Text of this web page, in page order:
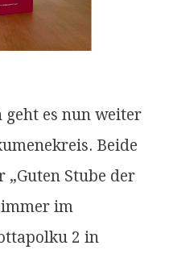
geht es nun weiter
Beide
„Guten Stube der
im
2 in